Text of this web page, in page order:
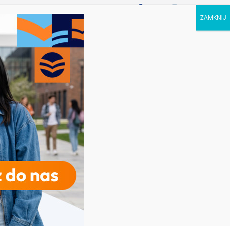
TOP STUDIA KALENDARZ